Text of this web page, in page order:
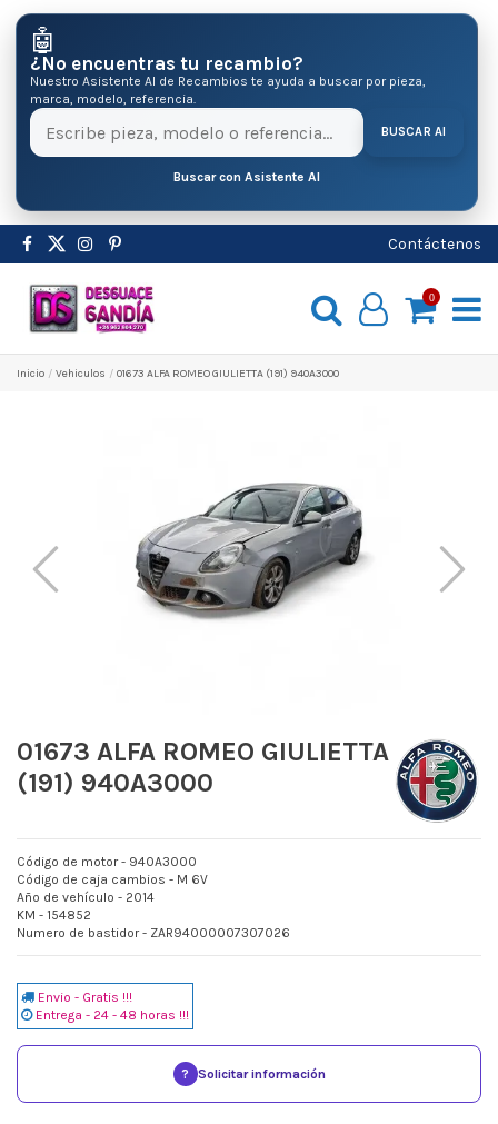
🤖
¿No encuentras tu recambio?
Nuestro Asistente AI de Recambios te ayuda a buscar por pieza,
marca, modelo, referencia.
BUSCAR AI
Buscar con Asistente AI
Contáctenos
0
Inicio Vehiculos 01673 ALFA ROMEO GIULIETTA (191) 940A3000
01673 ALFA ROMEO GIULIETTA
(191) 940A3000
Código de motor - 940A3000
Código de caja cambios - M 6V
Año de vehículo - 2014
KM - 154852
Numero de bastidor - ZAR94000007307026
Envio - Gratis !!!
Entrega - 24 - 48 horas !!!
? Solicitar información